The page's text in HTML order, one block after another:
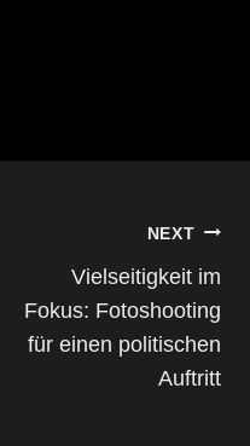
NEXT
Vielseitigkeit im
Fokus: Fotoshooting
für einen politischen
Auftritt